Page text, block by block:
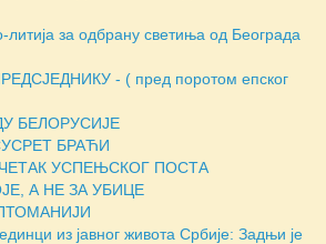
литија за одбрану светиња од Београда
- ( пред поротом епског
БЕЛОРУСИЈЕ
БРАЋИ
УСПЕЊСКОГ ПОСТА
А НЕ ЗА УБИЦЕ
из јавног живота Србије: Задњи је